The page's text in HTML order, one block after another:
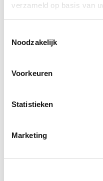
verzameld op basis van
Noodzakelijk
Voorkeuren
Statistieken
Marketing
Beschikbaar
Levertijd: 3-6 weken
Opzoek naar een offerte op